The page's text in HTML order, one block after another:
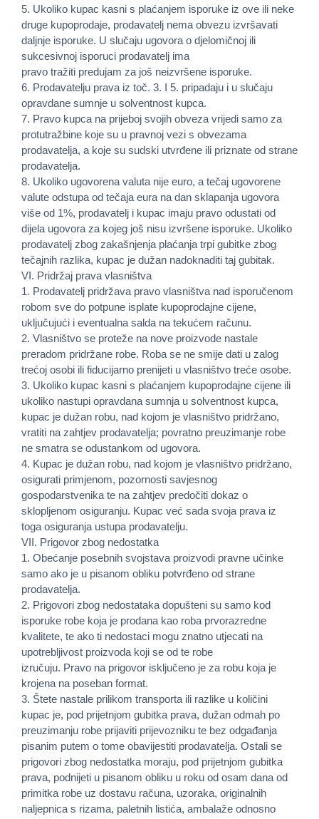
5. Ukoliko kupac kasni s plaćanjem isporuke iz ove ili neke
druge kupoprodaje, prodavatelj nema obvezu izvršavati
daljnje isporuke. U slučaju ugovora o djelomičnoj ili
sukcesivnoj isporuci prodavatelj ima
pravo tražiti predujam za još neizvršene isporuke.
6. Prodavatelju prava iz toč. 3. I 5. pripadaju i u slučaju
opravdane sumnje u solventnost kupca.
7. Pravo kupca na prijeboj svojih obveza vrijedi samo za
protutražbine koje su u pravnoj vezi s obvezama
prodavatelja, a koje su sudski utvrđene ili priznate od strane
prodavatelja.
8. Ukoliko ugovorena valuta nije euro, a tečaj ugovorene
valute odstupa od tečaja eura na dan sklapanja ugovora
više od 1%, prodavatelj i kupac imaju pravo odustati od
dijela ugovora za kojeg još nisu izvršene isporuke. Ukoliko
prodavatelj zbog zakašnjenja plaćanja trpi gubitke zbog
tečajnih razlika, kupac je dužan nadoknaditi taj gubitak.
VI. Pridržaj prava vlasništva
1. Prodavatelj pridržava pravo vlasništva nad isporučenom
robom sve do potpune isplate kupoprodajne cijene,
uključujući i eventualna salda na tekućem računu.
2. Vlasništvo se proteže na nove proizvode nastale
preradom pridržane robe. Roba se ne smije dati u zalog
trećoj osobi ili fiducijarno prenijeti u vlasništvo treće osobe.
3. Ukoliko kupac kasni s plaćanjem kupoprodajne cijene ili
ukoliko nastupi opravdana sumnja u solventnost kupca,
kupac je dužan robu, nad kojom je vlasništvo pridržano,
vratiti na zahtjev prodavatelja; povratno preuzimanje robe
ne smatra se odustankom od ugovora.
4. Kupac je dužan robu, nad kojom je vlasništvo pridržano,
osigurati primjenom, pozornosti savjesnog
gospodarstvenika te na zahtjev predočiti dokaz o
sklopljenom osiguranju. Kupac već sada svoja prava iz
toga osiguranja ustupa prodavatelju.
VII. Prigovor zbog nedostatka
1. Obećanje posebnih svojstava proizvodi pravne učinke
samo ako je u pisanom obliku potvrđeno od strane
prodavatelja.
2. Prigovori zbog nedostataka dopušteni su samo kod
isporuke robe koja je prodana kao roba prvorazredne
kvalitete, te ako ti nedostaci mogu znatno utjecati na
upotrebljivost proizvoda koji se od te robe
izručuju. Pravo na prigovor isključeno je za robu koja je
krojena na poseban format.
3. Štete nastale prilikom transporta ili razlike u količini
kupac je, pod prijetnjom gubitka prava, dužan odmah po
preuzimanju robe prijaviti prijevozniku te bez odgađanja
pisanim putem o tome obavijestiti prodavatelja. Ostali se
prigovori zbog nedostatka moraju, pod prijetnjom gubitka
prava, podnijeti u pisanom obliku u roku od osam dana od
primitka robe uz dostavu računa, uzoraka, originalnih
naljepnica s rizama, paletnih listića, ambalaže odnosno